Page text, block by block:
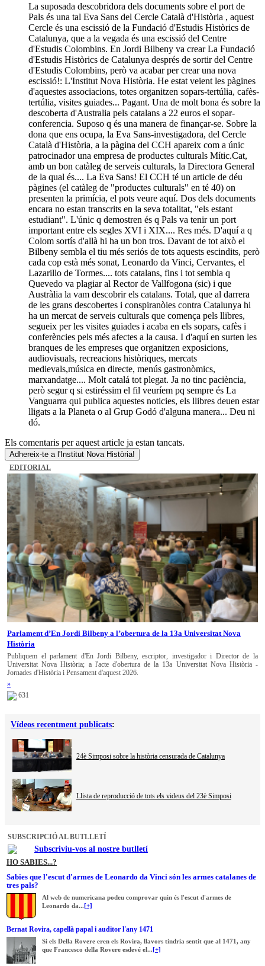
La suposada descobridora dels documents sobre el port de
Pals és una tal Eva Sans del Cercle Català d'Història , aquest
Cercle és una escissió de la Fundació d'Estudis Històrics de
Catalunya, que a la vegada és una escissió del Centre
d'Estudis Colombins. En Jordi Bilbeny va crear La Fundació
d'Estudis Històrics de Catalunya després de sortir del Centre
d'Estudis Colombins, però va acabar per crear una nova
escissió!: L'Institut Nova Història. He estat veient les pàgines
d'aquestes associacions, totes organitzen sopars-tertúlia, cafès-
tertúlia, visites guiades... Pagant. Una de molt bona és sobre la
descoberta d'Australia pels catalans a 22 euros el sopar-
conferencia. Suposo q és una manera de finançar-se. Sobre la
dona que ens ocupa, la Eva Sans-investigadora, del Cercle
Català d'Història, a la pàgina del CCH apareix com a únic
patrocinador una empresa de productes culturals Mític.Cat,
amb un bon catàleg de serveis culturals, la Directora General
de la qual és.... La Eva Sans! El CCH té un article de déu
pàgines (el catàleg de "productes culturals" en té 40) on
presenten la primícia, el pots veure aquí. Dos dels documents
encara no estan transcrits en la seva totalitat, "els estant
estudiant". L'únic q demostren és q Pals va tenir un port
important entre els segles XVI i XIX.... Res més. D'aquí a q
Colom sortís d'allà hi ha un bon tros. Davant de tot això el
Bilbeny sembla el tiu més seriós de tots aquests escindits, però
cada cop està més sonat, Leonardo da Vinci, Cervantes, el
Lazarillo de Tormes.... tots catalans, fins i tot sembla q
Quevedo va plagiar al Rector de Vallfogona (sic) i que
Austràlia la vam descobrir els catalans. Total, que al darrera
de les grans descobertes i conspiranòies contra Catalunya hi
ha un mercat de serveis culturals que comença pels llibres,
segueix per les visites guiades i acaba en els sopars, cafès i
conferències pels més afectes a la causa. I d'aquí en surten les
branques de les empreses que organitzen exposicions,
audiovisuals, recreacions històriques, mercats
medievals,música en directe, menús gastronòmics,
marxandatge.... Molt catalá tot plegat. Ja no tinc paciència,
però segur q si estiréssim el fil veuríem pq sempre és La
Vanguarra qui publica aquestes noticies, els llibres deuen estar
lligats a la Planeta o al Grup Godó d'alguna manera... Deu ni
dó.
Els comentaris per aquest article ja estan tancats.
Adhereix-te a l'Institut Nova Història!
EDITORIAL
Parlament d’En Jordi Bilbeny a l’obertura de la 13a Universitat Nova
Història
Publiquem el parlament d'En Jordi Bilbeny, escriptor, investigador i Director de la
Universitat Nova Història; a l'acte d'obertura de la 13a Universitat Nova Història -
Jornades d'Història i Pensament d'aquest 2026.
»
631
Vídeos recentment publicats:
24è Simposi sobre la història censurada de Catalunya
Llista de reproducció de tots els videus del 23è Simposi
SUBSCRIPCIÓ AL BUTLLETÍ
Subscriviu-vos al nostre butlletí
HO SABIES...?
Sabies que l'escut d'armes de Leonardo da Vinci són les armes catalanes de
tres pals?
Al web de numericana podeu comprovar quin és l'escut d'armes de
Leonardo da...[+]
Bernat Rovira, capellà papal i auditor l'any 1471
Si els Della Rovere eren els Rovira, llavors tindria sentit que al 1471, any
que Francesco della Rovere esdevé el...[+]